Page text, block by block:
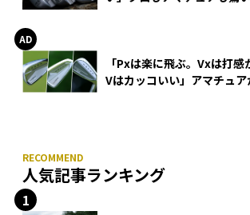
「Pxは楽に飛ぶ。Vxは打感
Vはカッコいい」アマチュ
人気記事ランキング